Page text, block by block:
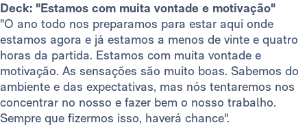
Deck: "Estamos com muita vontade e motivação"
"O ano todo nos preparamos para estar aqui onde
estamos agora e já estamos a menos de vinte e quatro
horas da partida. Estamos com muita vontade e
motivação. As sensações são muito boas. Sabemos do
ambiente e das expectativas, mas nós tentaremos nos
concentrar no nosso e fazer bem o nosso trabalho.
Sempre que fizermos isso, haverá chance".